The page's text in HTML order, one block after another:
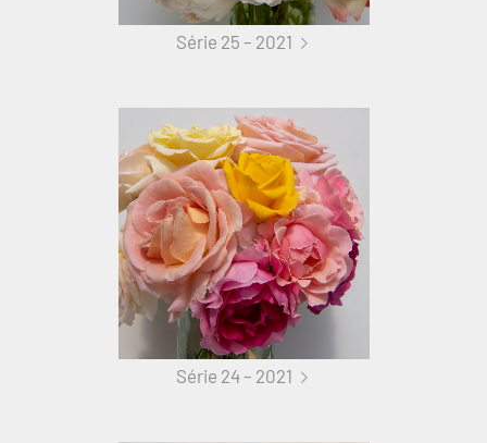
Série 25 – 2021
Série 24 – 2021